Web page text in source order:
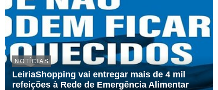
NOTÍCIAS
LeiriaShopping vai entregar mais de 4 mil
refeições à Rede de Emergência Alimentar